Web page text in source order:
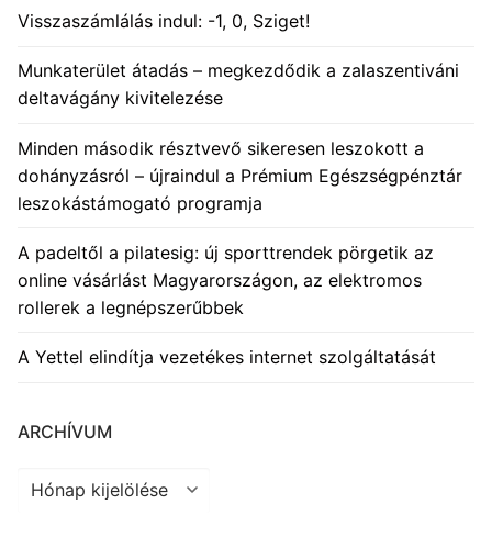
Visszaszámlálás indul: -1, 0, Sziget!
Munkaterület átadás – megkezdődik a zalaszentiváni
deltavágány kivitelezése
Minden második résztvevő sikeresen leszokott a
dohányzásról – újraindul a Prémium Egészségpénztár
leszokástámogató programja
A padeltől a pilatesig: új sporttrendek pörgetik az
online vásárlást Magyarországon, az elektromos
rollerek a legnépszerűbbek
A Yettel elindítja vezetékes internet szolgáltatását
ARCHÍVUM
Archívum